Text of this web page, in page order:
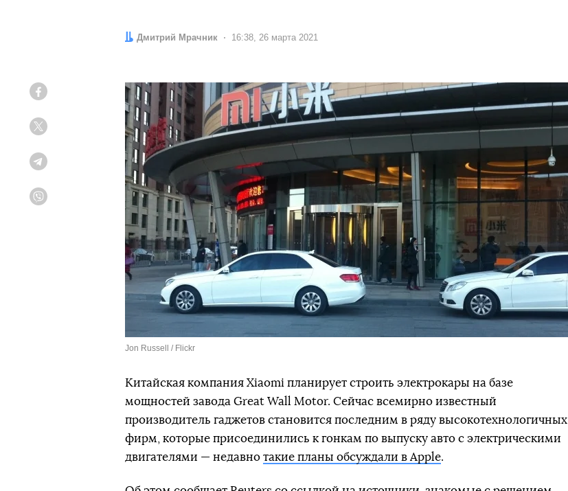
Автор:
Дмитрий Мрачник Дата:
16:38, 26 марта 2021
Jon Russell / Flickr
Китайская компания Xiaomi планирует строить электрокары на базе
мощностей завода Great Wall Motor. Сейчас всемирно известный
производитель гаджетов становится последним в ряду высокотехнологичных
фирм, которые присоединились к гонкам по выпуску авто с электрическими
двигателями — недавно такие планы обсуждали в Apple.